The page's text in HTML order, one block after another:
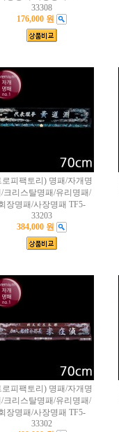
33308
176,000 원
로피팩토리) 명패/자개명
크리스탈명패/유리명패/
장명패/사장명패 TF5-
33203
384,000 원
로피팩토리) 명패/자개명
크리스탈명패/유리명패/
장명패/사장명패 TF5-
33302